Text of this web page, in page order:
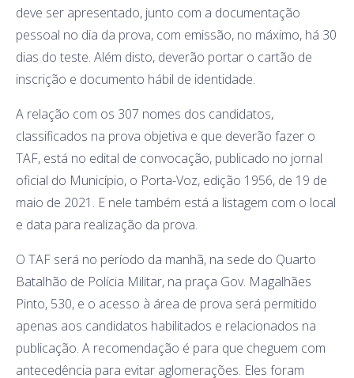
deve ser apresentado, junto com a documentação
pessoal no dia da prova, com emissão, no máximo, há 30
dias do teste. Além disto, deverão portar o cartão de
inscrição e documento hábil de identidade.
A relação com os 307 nomes dos candidatos,
classificados na prova objetiva e que deverão fazer o
TAF, está no edital de convocação, publicado no jornal
oficial do Município, o Porta-Voz, edição 1956, de 19 de
maio de 2021. E nele também está a listagem com o local
e data para realização da prova.
O TAF será no período da manhã, na sede do Quarto
Batalhão de Polícia Militar, na praça Gov. Magalhães
Pinto, 530, e o acesso à área de prova será permitido
apenas aos candidatos habilitados e relacionados na
publicação. A recomendação é para que cheguem com
antecedência para evitar aglomerações. Eles foram